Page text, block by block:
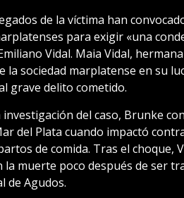
de la víctima han
para exigir «una
Vidal. Maia Vidal,
la sociedad marplatense en su
grave delito cometido.
investigación del caso, Brunke
del Plata cuando impactó
de comida. Tras el choque,
muerte poco después de ser
de Agudos.